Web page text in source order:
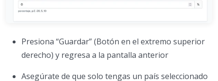
Presiona “Guardar” (Botón en el extremo superior
derecho) y regresa a la pantalla anterior
Asegúrate de que solo tengas un país seleccionado